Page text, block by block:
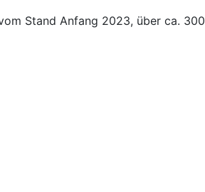
Stand Anfang 2023, über ca. 300